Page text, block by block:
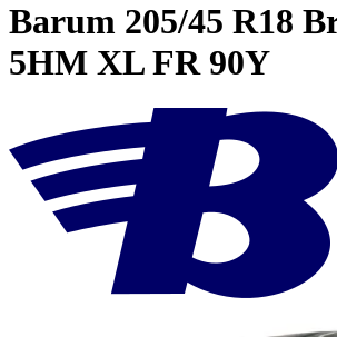
Barum 205/45 R18
5HM XL FR 90Y